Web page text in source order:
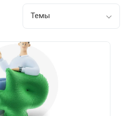
Темы